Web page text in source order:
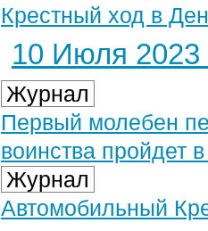
Крестный ход в
10 Июля 2023
Журнал
Первый молебен
воинства пройдет
Журнал
Автомобильный